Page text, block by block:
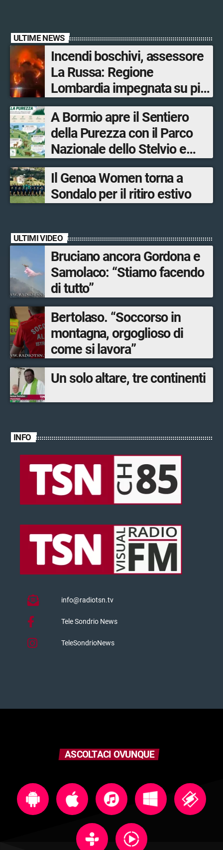
ULTIME NEWS
Incendi boschivi, assessore
La Russa: Regione
Lombardia impegnata su più
fronti, 48 volontari coinvolti
tra le province di Lecco,
Sondrio, Milano e Como
A Bormio apre il Sentiero
della Purezza con il Parco
Nazionale dello Stelvio e
Bormio Tourism
Il Genoa Women torna a
Sondalo per il ritiro estivo
ULTIMI VIDEO
Bruciano ancora Gordona e
Samolaco: “Stiamo facendo
di tutto”
Bertolaso. “Soccorso in
montagna, orgoglioso di
come si lavora”
Un solo altare, tre continenti
INFO
info@radiotsn.tv
Tele Sondrio News
TeleSondrioNews
ASCOLTACI OVUNQUE